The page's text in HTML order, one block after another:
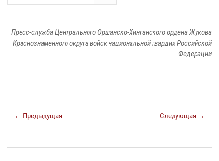
Пресс-служба Центрального Оршанско-Хинганского ордена Жукова
Краснознаменного округа войск национальной гвардии Российской
Федерации
← Предыдущая Следующая →